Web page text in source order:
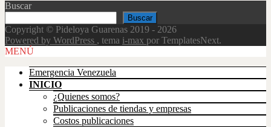
Buscar
Buscar
Copyright © Pideloya Guarenas 2019 - 2026
Powered by WordPress , tema i-max por TemplatesNext.
Scroll
MENÚ
Emergencia Venezuela
INICIO
¿Quienes somos?
Publicaciones de tiendas y empresas
Costos publicaciones